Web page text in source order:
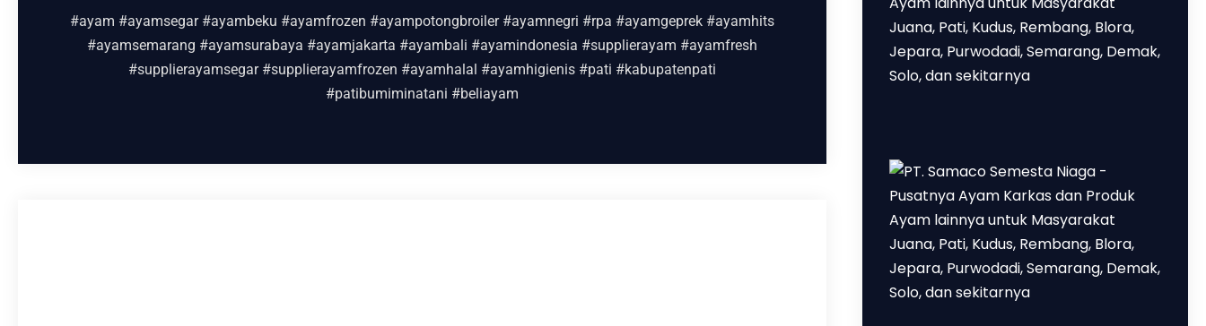
#ayam #ayamsegar #ayambeku #ayamfrozen #ayampotongbroiler #ayamnegri #rpa #ayamgeprek #ayamhits
#ayamsemarang #ayamsurabaya #ayamjakarta #ayambali #ayamindonesia #supplierayam #ayamfresh
#supplierayamsegar #supplierayamfrozen #ayamhalal #ayamhigienis #pati #kabupatenpati
#patibumiminatani #beliayam